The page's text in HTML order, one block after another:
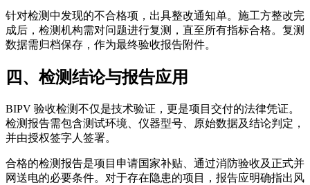
针对检测中发现的不合格项，出具整改通知单。施工方整改完
成后，检测机构需对问题进行复测，直至所有指标合格。复测
数据需归档保存，作为最终验收报告附件。
四、检测结论与报告应用
BIPV 验收检测不仅是技术验证，更是项目交付的法律凭证。
检测报告需包含测试环境、仪器型号、原始数据及结论判定，
并由授权签字人签署。
合格的检测报告是项目申请国家补贴、通过消防验收及正式并
网送电的必要条件。对于存在隐患的项目，报告应明确指出风